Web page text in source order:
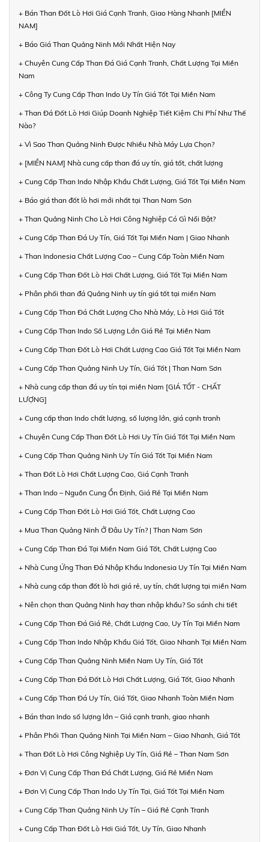
+ Bán Than Đốt Lò Hơi Giá Cạnh Tranh, Giao Hàng Nhanh [MIỀN
NAM]
+ Báo Giá Than Quảng Ninh Mới Nhất Hiện Nay
+ Chuyên Cung Cấp Than Đá Giá Cạnh Tranh, Chất Lượng Tại Miền
Nam
+ Công Ty Cung Cấp Than Indo Uy Tín Giá Tốt Tại Miền Nam
+ Than Đá Đốt Lò Hơi Giúp Doanh Nghiệp Tiết Kiệm Chi Phí Như Thế
Nào?
+ Vì Sao Than Quảng Ninh Được Nhiều Nhà Máy Lựa Chọn?
+ [MIỀN NAM] Nhà cung cấp than đá uy tín, giá tốt, chất lượng
+ Cung Cấp Than Indo Nhập Khẩu Chất Lượng, Giá Tốt Tại Miền Nam
+ Báo giá than đốt lò hơi mới nhất tại Than Nam Sơn
+ Than Quảng Ninh Cho Lò Hơi Công Nghiệp Có Gì Nổi Bật?
+ Cung Cấp Than Đá Uy Tín, Giá Tốt Tại Miền Nam | Giao Nhanh
+ Than Indonesia Chất Lượng Cao – Cung Cấp Toàn Miền Nam
+ Cung Cấp Than Đốt Lò Hơi Chất Lượng, Giá Tốt Tại Miền Nam
+ Phân phối than đá Quảng Ninh uy tín giá tốt tại miền Nam
+ Cung Cấp Than Đá Chất Lượng Cho Nhà Máy, Lò Hơi Giá Tốt
+ Cung Cấp Than Indo Số Lượng Lớn Giá Rẻ Tại Miền Nam
+ Cung Cấp Than Đốt Lò Hơi Chất Lượng Cao Giá Tốt Tại Miền Nam
+ Cung Cấp Than Quảng Ninh Uy Tín, Giá Tốt | Than Nam Sơn
+ Nhà cung cấp than đá uy tín tại miền Nam [GIÁ TỐT - CHẤT
LƯỢNG]
+ Cung cấp than Indo chất lượng, số lượng lớn, giá cạnh tranh
+ Chuyên Cung Cấp Than Đốt Lò Hơi Uy Tín Giá Tốt Tại Miền Nam
+ Cung Cấp Than Quảng Ninh Uy Tín Giá Tốt Tại Miền Nam
+ Than Đốt Lò Hơi Chất Lượng Cao, Giá Cạnh Tranh
+ Than Indo – Nguồn Cung Ổn Định, Giá Rẻ Tại Miền Nam
+ Cung Cấp Than Đốt Lò Hơi Giá Tốt, Chất Lượng Cao
+ Mua Than Quảng Ninh Ở Đâu Uy Tín? | Than Nam Sơn
+ Cung Cấp Than Đá Tại Miền Nam Giá Tốt, Chất Lượng Cao
+ Nhà Cung Ứng Than Đá Nhập Khẩu Indonesia Uy Tín Tại Miền Nam
+ Nhà cung cấp than đốt lò hơi giá rẻ, uy tín, chất lượng tại miền Nam
+ Nên chọn than Quảng Ninh hay than nhập khẩu? So sánh chi tiết
+ Cung Cấp Than Đá Giá Rẻ, Chất Lượng Cao, Uy Tín Tại Miền Nam
+ Cung Cấp Than Indo Nhập Khẩu Giá Tốt, Giao Nhanh Tại Miền Nam
+ Cung Cấp Than Quảng Ninh Miền Nam Uy Tín, Giá Tốt
+ Cung Cấp Than Đá Đốt Lò Hơi Chất Lượng, Giá Tốt, Giao Nhanh
+ Cung Cấp Than Đá Uy Tín, Giá Tốt, Giao Nhanh Toàn Miền Nam
+ Bán than Indo số lượng lớn – Giá cạnh tranh, giao nhanh
+ Phân Phối Than Quảng Ninh Tại Miền Nam – Giao Nhanh, Giá Tốt
+ Than Đốt Lò Hơi Công Nghiệp Uy Tín, Giá Rẻ – Than Nam Sơn
+ Đơn Vị Cung Cấp Than Đá Chất Lượng, Giá Rẻ Miền Nam
+ Đơn Vị Cung Cấp Than Indo Uy Tín Tại, Giá Tốt Tại Miền Nam
+ Cung Cấp Than Quảng Ninh Uy Tín – Giá Rẻ Cạnh Tranh
+ Cung Cấp Than Đốt Lò Hơi Giá Tốt, Uy Tín, Giao Nhanh